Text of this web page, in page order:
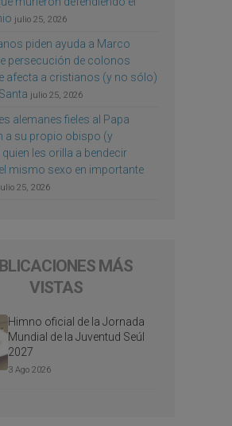
julio 25, 2026
piden ayuda a Marco
persecución de colonos
afecta a cristianos (y no sólo)
julio 25, 2026
alemanes fieles al Papa
a su propio obispo (y
les orilla a bendecir
mismo sexo en importante
25, 2026
MÁS
VISTAS
Himno oficial de la Jornada
Mundial de la Juventud Seúl
2027
3 Ago 2026